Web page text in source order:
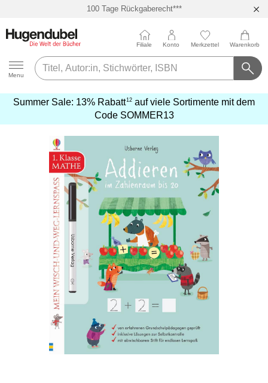
100 Tage Rückgaberecht***
Hugendubel
Menu
Filiale Konto Merkzettel Warenkorb
Summer Sale: 13% Rabatt12 auf viele Sortimente mit dem
Code SOMMER13
erfahren